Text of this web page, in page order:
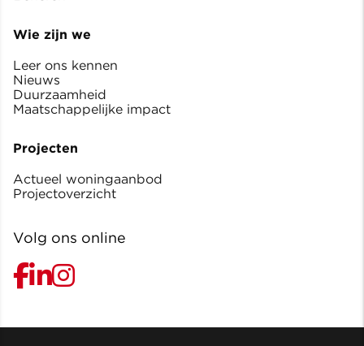
Wie zijn we
Leer ons kennen
Nieuws
Duurzaamheid
Maatschappelijke impact
Projecten
Actueel woningaanbod
Projectoverzicht
Volg ons online